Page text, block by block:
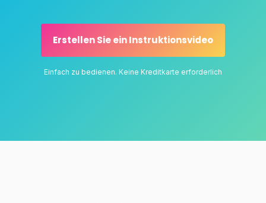
Erstellen Sie ein Instruktionsvideo
Einfach zu bedienen. Keine Kreditkarte erforderlich